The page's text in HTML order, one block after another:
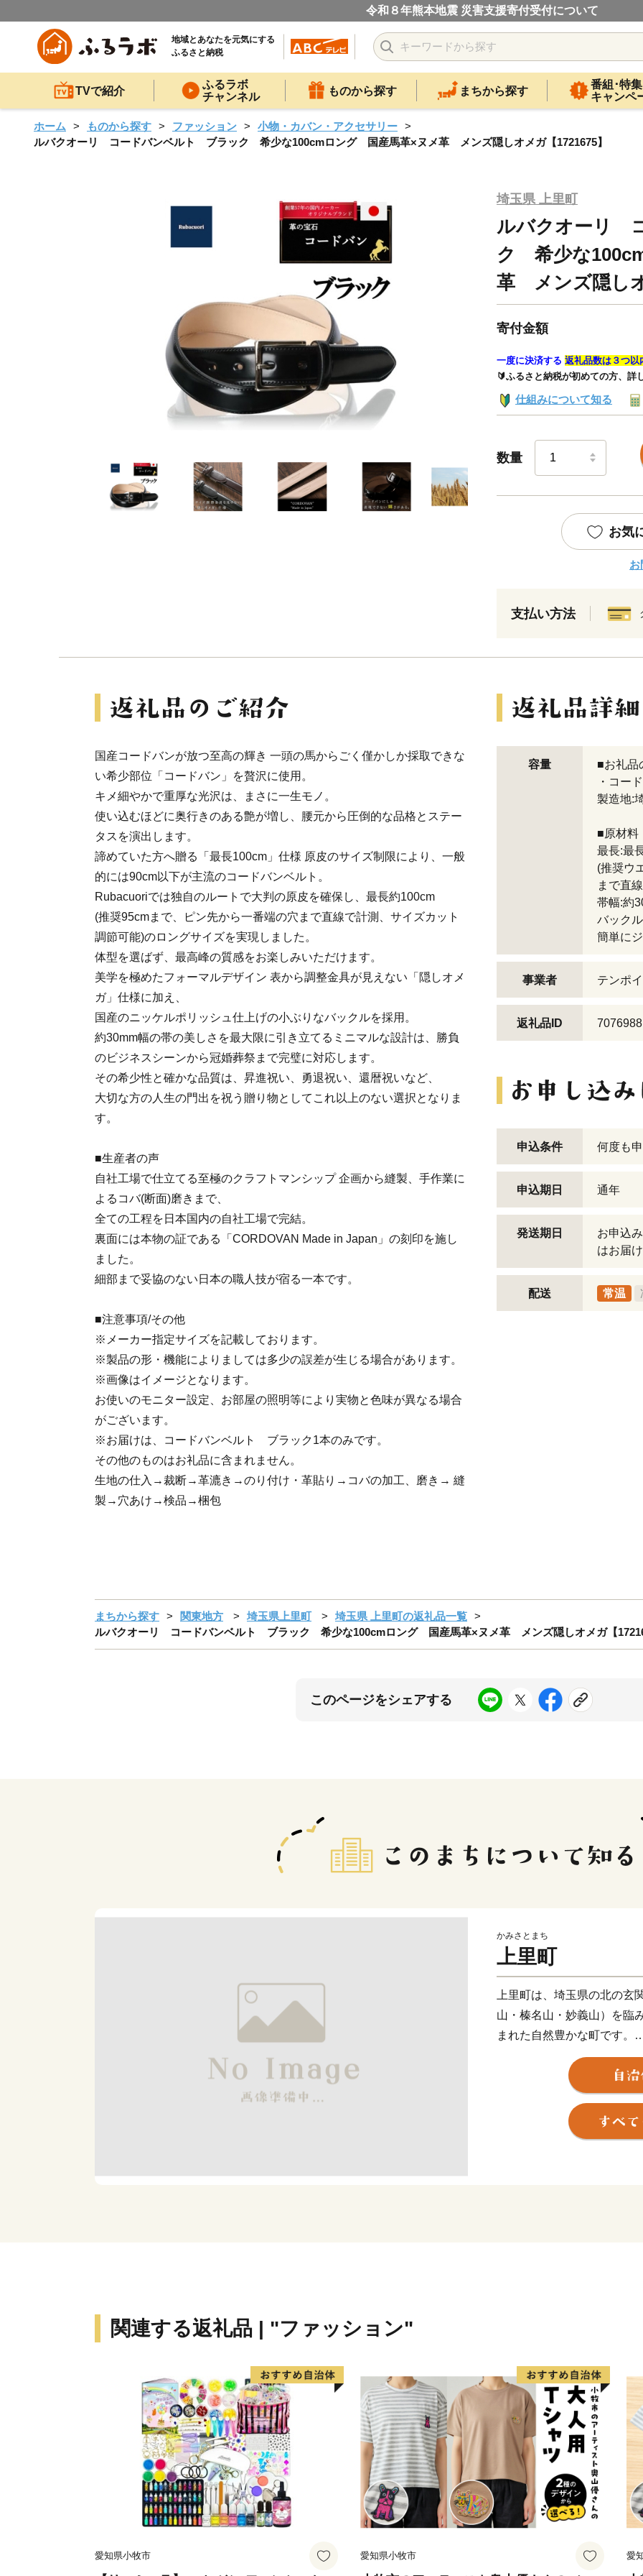
令和８年熊本地震 災害支援寄付受付について
地域とあなたを元気にする
ふるさと納税
TVで紹介
ふるラボ
チャンネル
ものから探す まちから探す
番組･特集
キャンペ
ホーム ものから探す ファッション
小物・カバン・アクセサリー
ルバクオーリ コードバンベルト ブラック 希少な100cmロング 国産馬革×ヌメ革 メンズ隠しオメガ【1721675】
埼玉県 上里町
ルバクオーリ
ク 希少な
革 メンズ隠し
寄付金額
一度に決済する 返礼品数は３つ以
🔰ふるさと納税が初めての方、詳
仕組みについて知る
数量
お気
お
支払い方法
国産コードバンが放つ至高の輝き 一頭の馬からごく僅かしか採取できな
い希少部位「コードバン」を贅沢に使用。
キメ細やかで重厚な光沢は、まさに一生モノ。
使い込むほどに奥行きのある艶が増し、腰元から圧倒的な品格とステー
タスを演出します。
諦めていた方へ贈る「最長100cm」仕様 原皮のサイズ制限により、一般
的には90cm以下が主流のコードバンベルト。
Rubacuoriでは独自のルートで大判の原皮を確保し、最長約100cm
(推奨95cmまで、ピン先から一番端の穴まで直線で計測、サイズカット
調節可能)のロングサイズを実現しました。
体型を選ばず、最高峰の質感をお楽しみいただけます。
美学を極めたフォーマルデザイン 表から調整金具が見えない「隠しオメ
ガ」仕様に加え、
国産のニッケルポリッシュ仕上げの小ぶりなバックルを採用。
約30mm幅の帯の美しさを最大限に引き立てるミニマルな設計は、勝負
のビジネスシーンから冠婚葬祭まで完璧に対応します。
その希少性と確かな品質は、昇進祝い、勇退祝い、還暦祝いなど、
大切な方の人生の門出を祝う贈り物としてこれ以上のない選択となりま
す。
■生産者の声
自社工場で仕立てる至極のクラフトマンシップ 企画から縫製、手作業に
よるコバ(断面)磨きまで、
全ての工程を日本国内の自社工場で完結。
裏面には本物の証である「CORDOVAN Made in Japan」の刻印を施し
ました。
細部まで妥協のない日本の職人技が宿る一本です。
■注意事項/その他
※メーカー指定サイズを記載しております。
※製品の形・機能によりましては多少の誤差が生じる場合があります。
※画像はイメージとなります。
お使いのモニター設定、お部屋の照明等により実物と色味が異なる場合
がございます。
※お届けは、コードバンベルト ブラック1本のみです。
その他のものはお礼品に含まれません。
生地の仕入→裁断→革漉き→のり付け・革貼り→コバの加工、磨き→ 縫
製→穴あけ→検品→梱包
容量
■お礼品
・コー
製造地:
■原材料
最長:最
(推奨ウ
まで直
帯幅:約
バック
簡単に
事業者 テンポ
返礼品ID 7076988
申込条件 何度も
申込期日 通年
発送期日
お申込
はお届
配送 常温
まちから探す 関東地方 埼玉県上里町
埼玉県 上里町の返礼品一覧
ルバクオーリ コードバンベルト ブラック 希少な100cmロング 国産馬革×ヌメ革 メンズ隠しオメガ【
このページをシェアする
かみさとまち
上里町
上里町は、埼玉県の北の玄
山・榛名山・妙義山）を臨
まれた自然豊かな町です。
また、JR高崎線神保原駅
通も非常に便利な場所で
が形成されてきました。
インターが開通し、アクセ
関連する返礼品 | "ファッション"
愛知県小牧市 愛知県小牧市 愛